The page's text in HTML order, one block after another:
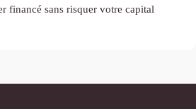
financé sans risquer votre capital